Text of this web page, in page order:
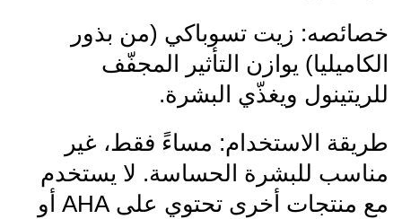
خصائصه: زيت تسوباكي (من بذور
الكاميليا) يوازن التأثير المجفّف
للريتينول ويغذّي البشرة.
طريقة الاستخدام: مساءً فقط، غير
مناسب للبشرة الحساسة. لا يستخدم
مع منتجات أخرى تحتوي على AHA أو